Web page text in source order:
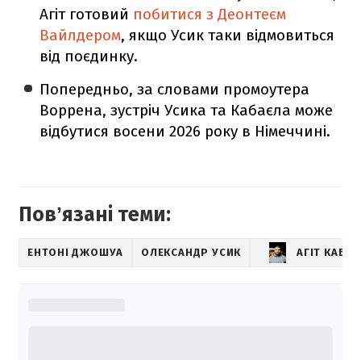
Агіт готовий побитися з Деонтеєм
Вайлдером, якщо Усик таки відмовиться
від поєдинку.
Попередньо, за словами промоутера
Воррена, зустріч Усика та Кабаєла може
відбутися восени 2026 року в Німеччині.
Повʼязані теми:
ЕНТОНІ ДЖОШУА ОЛЕКСАНДР УСИК АГІТ